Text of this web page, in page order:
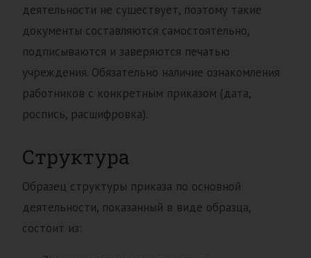
деятельности не существует, поэтому такие
документы составляются самостоятельно,
подписываются и заверяются печатью
учреждения. Обязательно наличие ознакомления
работников с конкретным приказом (дата,
роспись, расшифровка).
Структура
Образец структуры приказа по основной
деятельности, показанный в виде образца,
состоит из: